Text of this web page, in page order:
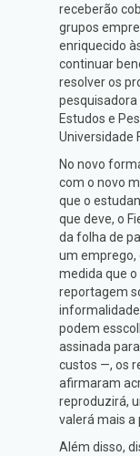
receberão
grupos
enriquecido
continuar
resolver os
pesquisadora
Estudos e
Universidade
No novo
com o novo
que o
que deve, o
da folha de
um emprego,
medida que
reportagem
podem
assinada
custos —, os
afirmaram
reproduzirá,
valerá mais a
Além disso,